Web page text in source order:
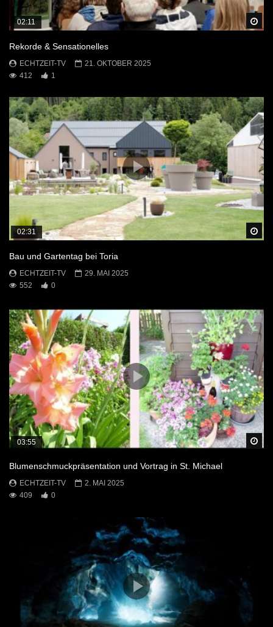
02:11
Rekorde & Sensationelles
ECHTZEIT-TV
21. OKTOBER 2025
412
1
02:31
Bau und Gartentag bei Toria
ECHTZEIT-TV
29. MAI 2025
552
0
03:55
Blumenschmuckpräsentation und Vortrag in St. Michael
ECHTZEIT-TV
2. MAI 2025
409
0